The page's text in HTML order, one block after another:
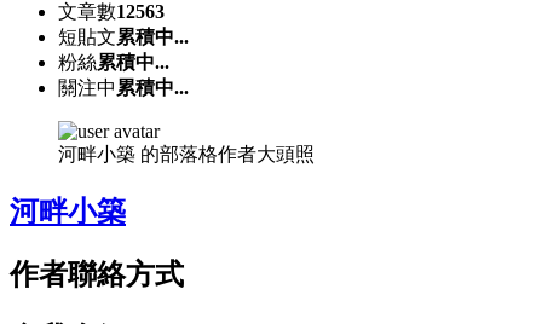
文章數12563
短貼文累積中...
粉絲累積中...
關注中 累積中...
河畔小築 的部落格作者大頭照
河畔小築
作者聯絡方式